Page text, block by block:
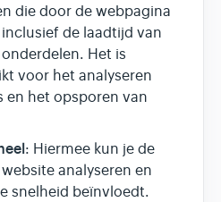
die door de webpagina
de laadtijd van
Het is
voor het analyseren
en het opsporen van
: Hiermee kun je de
analyseren en
snelheid beïnvloedt.